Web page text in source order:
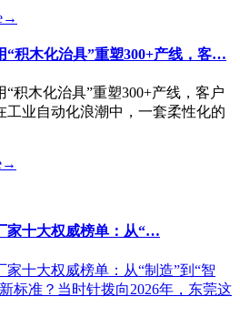
→
“积木化治具”重塑300+产线，客…
“积木化治具”重塑300+产线，客户
工业自动化浪潮中，一套柔性化的
→
家十大权威榜单：从“…
家十大权威榜单：从“制造”到“智
标准？当时针拨向2026年，东莞这